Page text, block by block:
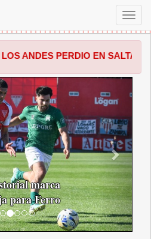
EN SALTA POR 1 A 0
marca
para Ferro